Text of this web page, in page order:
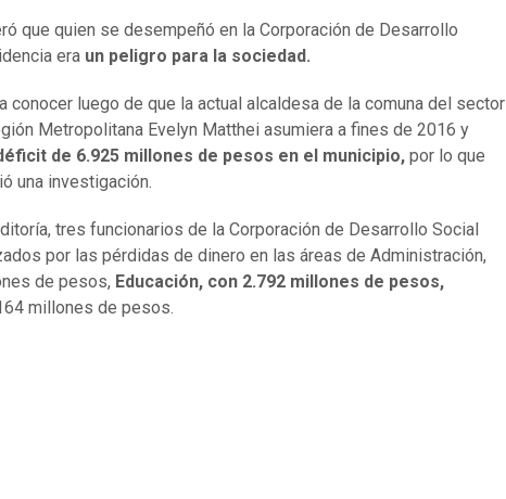
que quien se desempeñó en la Corporación de Desarrollo
era un peligro para la sociedad.
conocer luego de que la actual alcaldesa de la comuna del sector
Metropolitana Evelyn Matthei asumiera a fines de 2016 y
de 6.925 millones de pesos en el municipio, por lo que
una investigación.
tres funcionarios de la Corporación de Desarrollo Social
por las pérdidas de dinero en las áreas de Administración,
de pesos, Educación, con 2.792 millones de pesos,
millones de pesos.